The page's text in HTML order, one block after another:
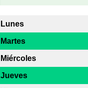
Lunes
Martes
Miércoles
Jueves